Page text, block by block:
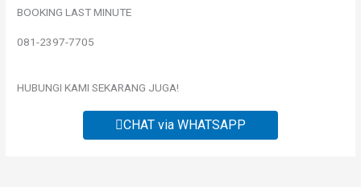
BOOKING LAST MINUTE
081-2397-7705
HUBUNGI KAMI SEKARANG JUGA!
CHAT via WHATSAPP